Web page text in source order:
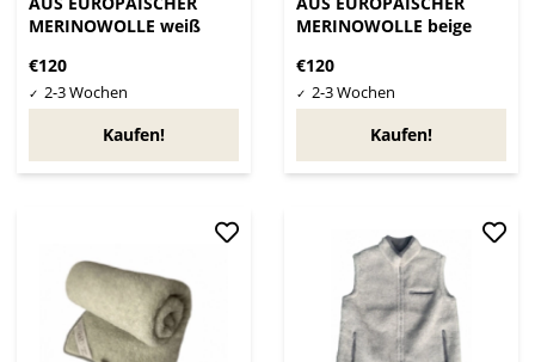
MERINOWOLLE weiß
€120
Kaufen!
MERINOWOLLE beige
€120
Kaufen!